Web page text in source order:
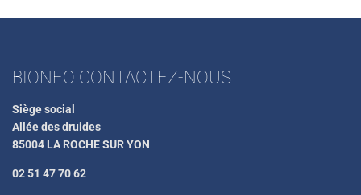
BIONEO CONTACTEZ-NOUS
Siège social
Allée des druides
85004 LA ROCHE SUR YON
02 51 47 70 62